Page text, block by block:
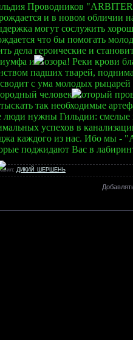
Проводников
и в новом обличии
могут сослужить
что бы помогать
дела героические и
и Позора! Реки крови
падших тварей,
с ума молодых
человек, который
так необходимые
нужны Гильдии: смелые
успехов в
каждого из нас. Ибо мы -
поджидают Вас в
: ДИКИЙ_ШЕРШЕНЬ